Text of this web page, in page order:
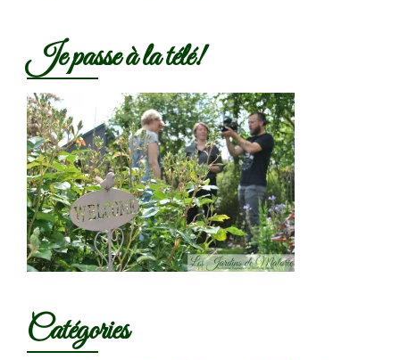
Je passe à la télé!
Catégories